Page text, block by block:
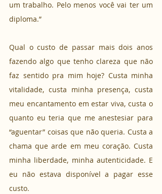
um trabalho. Pelo menos você vai ter um
diploma.”
Qual o custo de passar mais dois anos
fazendo algo que tenho clareza que não
faz sentido pra mim hoje? Custa minha
vitalidade, custa minha presença, custa
meu encantamento em estar viva, custa o
quanto eu teria que me anestesiar para
“aguentar” coisas que não queria. Custa a
chama que arde em meu coração. Custa
minha liberdade, minha autenticidade. E
eu não estava disponível a pagar esse
custo.